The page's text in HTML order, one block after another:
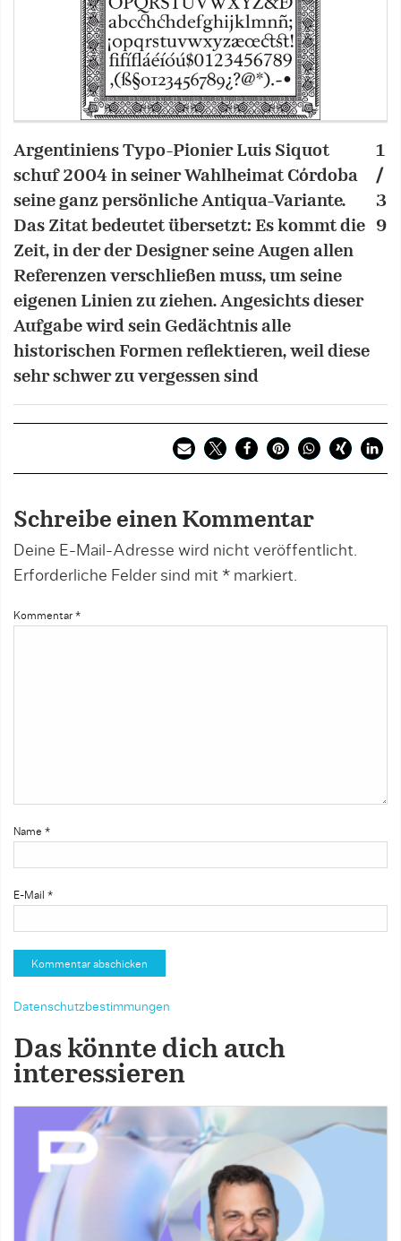
Argentiniens Typo-Pionier Luis Siquot
schuf 2004 in seiner Wahlheimat Córdoba
seine ganz persönliche Antiqua-Variante.
Das Zitat bedeutet übersetzt: Es kommt die
Zeit, in der der Designer seine Augen allen
Referenzen verschließen muss, um seine
eigenen Linien zu ziehen. Angesichts dieser
Aufgabe wird sein Gedächtnis alle
historischen Formen reflektieren, weil diese
sehr schwer zu vergessen sind
1
/
3
9
Schreibe einen Kommentar
Deine E-Mail-Adresse wird nicht veröffentlicht.
Erforderliche Felder sind mit * markiert.
Kommentar *
Name *
E-Mail *
Datenschutzbestimmungen
Das könnte dich auch
interessieren